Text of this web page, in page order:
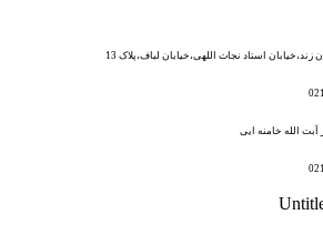
استاد نجات اللهی،خیابان لباف،پلاک 13
آبت الله خامنه ایی